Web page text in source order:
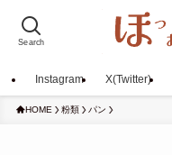
Search
Instagram X(Twitter)
HOME 粉類 パン